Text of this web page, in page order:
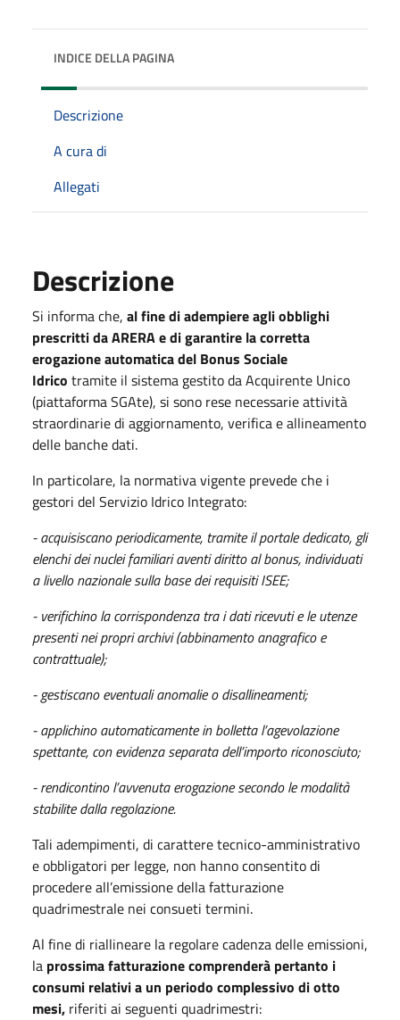
INDICE DELLA PAGINA
Descrizione
A cura di
Allegati
Descrizione
Si informa che, al fine di adempiere agli obblighi
prescritti da ARERA e di garantire la corretta
erogazione automatica del Bonus Sociale
Idrico tramite il sistema gestito da Acquirente Unico
(piattaforma SGAte), si sono rese necessarie attività
straordinarie di aggiornamento, verifica e allineamento
delle banche dati.
In particolare, la normativa vigente prevede che i
gestori del Servizio Idrico Integrato:
- acquisiscano periodicamente, tramite il portale dedicato, gli
elenchi dei nuclei familiari aventi diritto al bonus, individuati
a livello nazionale sulla base dei requisiti ISEE;
- verifichino la corrispondenza tra i dati ricevuti e le utenze
presenti nei propri archivi (abbinamento anagrafico e
contrattuale);
- gestiscano eventuali anomalie o disallineamenti;
- applichino automaticamente in bolletta l’agevolazione
spettante, con evidenza separata dell’importo riconosciuto;
- rendicontino l’avvenuta erogazione secondo le modalità
stabilite dalla regolazione.
Tali adempimenti, di carattere tecnico-amministrativo
e obbligatori per legge, non hanno consentito di
procedere all’emissione della fatturazione
quadrimestrale nei consueti termini.
Al fine di riallineare la regolare cadenza delle emissioni,
la prossima fatturazione comprenderà pertanto i
consumi relativi a un periodo complessivo di otto
mesi, riferiti ai seguenti quadrimestri: